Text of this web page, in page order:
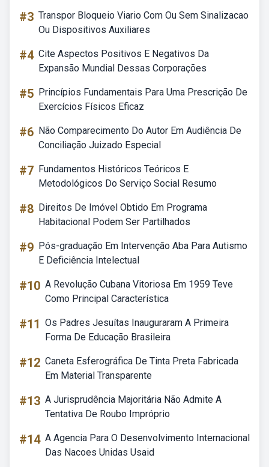
#3 Transpor Bloqueio Viario Com Ou Sem Sinalizacao
Ou Dispositivos Auxiliares
#4 Cite Aspectos Positivos E Negativos Da
Expansão Mundial Dessas Corporações
#5 Princípios Fundamentais Para Uma Prescrição De
Exercícios Físicos Eficaz
#6 Não Comparecimento Do Autor Em Audiência De
Conciliação Juizado Especial
#7 Fundamentos Históricos Teóricos E
Metodológicos Do Serviço Social Resumo
#8 Direitos De Imóvel Obtido Em Programa
Habitacional Podem Ser Partilhados
#9 Pós-graduação Em Intervenção Aba Para Autismo
E Deficiência Intelectual
#10 A Revolução Cubana Vitoriosa Em 1959 Teve
Como Principal Característica
#11 Os Padres Jesuítas Inauguraram A Primeira
Forma De Educação Brasileira
#12 Caneta Esferográfica De Tinta Preta Fabricada
Em Material Transparente
#13 A Jurisprudência Majoritária Não Admite A
Tentativa De Roubo Impróprio
#14 A Agencia Para O Desenvolvimento Internacional
Das Nacoes Unidas Usaid